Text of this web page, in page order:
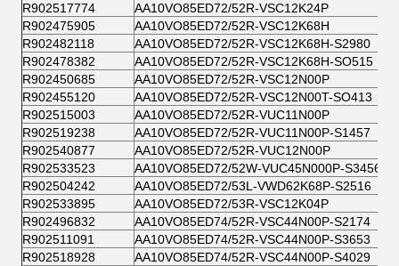
R902517774
AA10VO85ED72/52R-VSC12K24P
R902475905
AA10VO85ED72/52R-VSC12K68H
R902482118
AA10VO85ED72/52R-VSC12K68H-S2980
R902478382
AA10VO85ED72/52R-VSC12K68H-SO515
R902450685
AA10VO85ED72/52R-VSC12N00P
R902455120
AA10VO85ED72/52R-VSC12N00T-SO413
R902515003
AA10VO85ED72/52R-VUC11N00P
R902519238
AA10VO85ED72/52R-VUC11N00P-S1457
R902540877
AA10VO85ED72/52R-VUC12N00P
R902533523
AA10VO85ED72/52W-VUC45N000P-S3456
R902504242
AA10VO85ED72/53L-VWD62K68P-S2516
R902533895
AA10VO85ED72/53R-VSC12K04P
R902496832
AA10VO85ED74/52R-VSC44N00P-S2174
R902511091
AA10VO85ED74/52R-VSC44N00P-S3653
R902518928
AA10VO85ED74/52R-VSC44N00P-S4029